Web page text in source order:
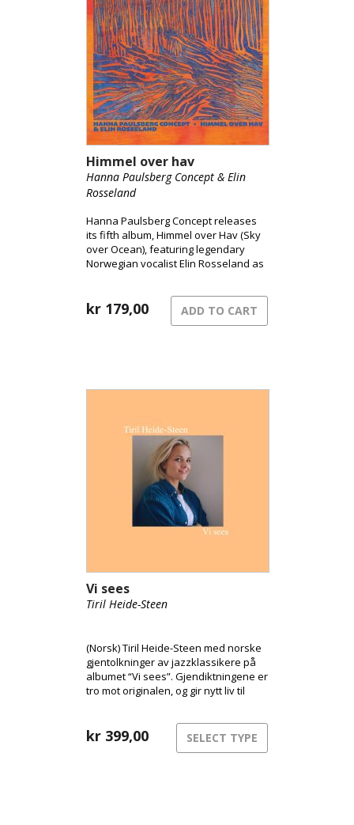
Himmel over hav
Hanna Paulsberg Concept & Elin
Rosseland
Hanna Paulsberg Concept releases
its fifth album, Himmel over Hav (Sky
over Ocean), featuring legendary
Norwegian vocalist Elin Rosseland as
kr 179,00 ADD TO CART
Vi sees
Tiril Heide-Steen
(Norsk) Tiril Heide-Steen med norske
gjentolkninger av jazzklassikere på
albumet “Vi sees”. Gjendiktningene er
tro mot originalen, og gir nytt liv til
jazz var definerende fra ung alder.
Med pappa Harald Heide Steen Jr
kr 399,00 SELECT TYPE